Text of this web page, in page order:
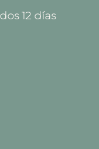
12 días